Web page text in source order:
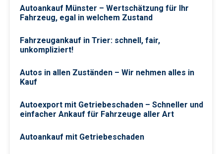
Autoankauf Münster – Wertschätzung für Ihr
Fahrzeug, egal in welchem Zustand
Fahrzeugankauf in Trier: schnell, fair,
unkompliziert!
Autos in allen Zuständen – Wir nehmen alles in
Kauf
Autoexport mit Getriebeschaden – Schneller und
einfacher Ankauf für Fahrzeuge aller Art
Autoankauf mit Getriebeschaden